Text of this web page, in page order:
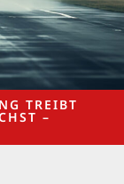
TREIBT
–